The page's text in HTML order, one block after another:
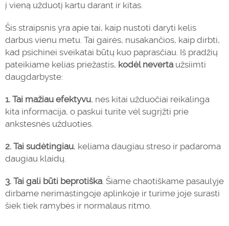
į vieną užduotį kartu darant ir kitas.
Šis straipsnis yra apie tai, kaip nustoti daryti kelis
darbus vienu metu. Tai gairės, nusakančios, kaip dirbti,
kad psichinei sveikatai būtų kuo paprasčiau. Iš pradžių
pateikiame kelias priežastis, kodėl neverta užsiimti
daugdarbyste:
1. Tai mažiau efektyvu, nes kitai užduočiai reikalinga
kita informacija, o paskui turite vėl sugrįžti prie
ankstesnės užduoties.
2. Tai sudėtingiau, keliama daugiau streso ir padaroma
daugiau klaidų.
3. Tai gali būti beprotiška . Šiame chaotiškame pasaulyje
dirbame nerimastingoje aplinkoje ir turime joje surasti
šiek tiek ramybės ir normalaus ritmo.